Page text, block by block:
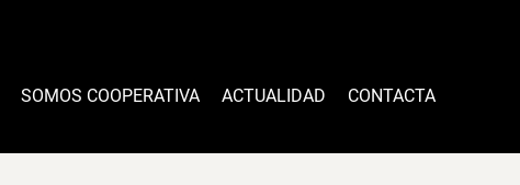
SOMOS COOPERATIVA ACTUALIDAD CONTACTA